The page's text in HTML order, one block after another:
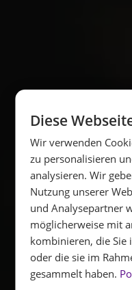
Diese
Wir verwenden
zu personalisieren
analysieren. Wir
Nutzung unserer
und Analysepartner
möglicherweise mit
kombinieren, die Sie
oder die sie im
gesammelt haben.